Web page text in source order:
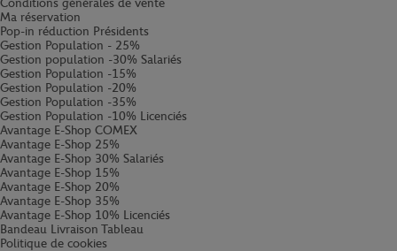
Conditions générales de vente
Ma réservation
Pop-in réduction Présidents
Gestion Population - 25%
Gestion population -30% Salariés
Gestion Population -15%
Gestion Population -20%
Gestion Population -35%
Gestion Population -10% Licenciés
Avantage E-Shop COMEX
Avantage E-Shop 25%
Avantage E-Shop 30% Salariés
Avantage E-Shop 15%
Avantage E-Shop 20%
Avantage E-Shop 35%
Avantage E-Shop 10% Licenciés
Bandeau Livraison Tableau
Politique de cookies